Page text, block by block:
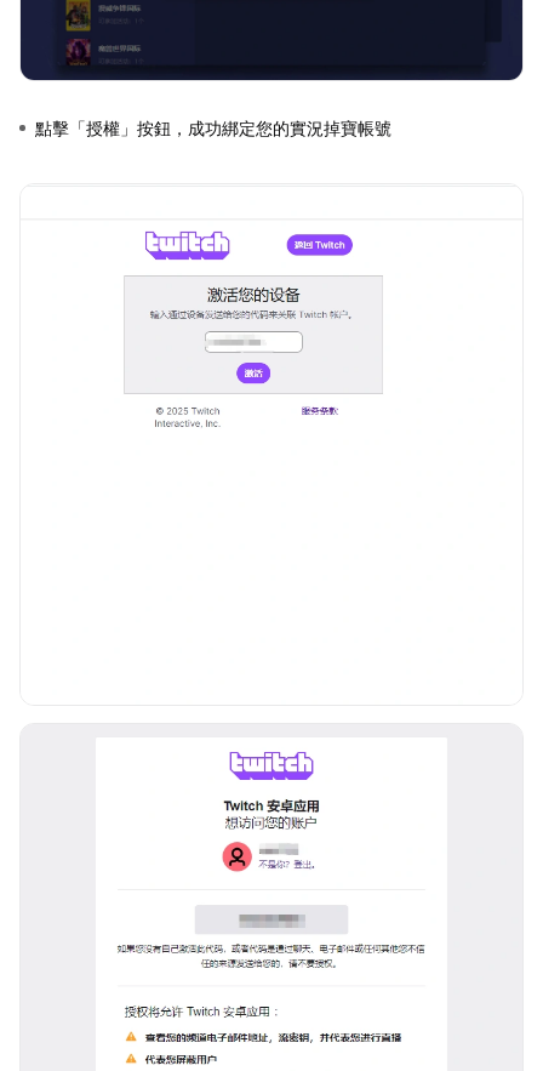
點擊「授權」按鈕，成功綁定您的實況掉寶帳號